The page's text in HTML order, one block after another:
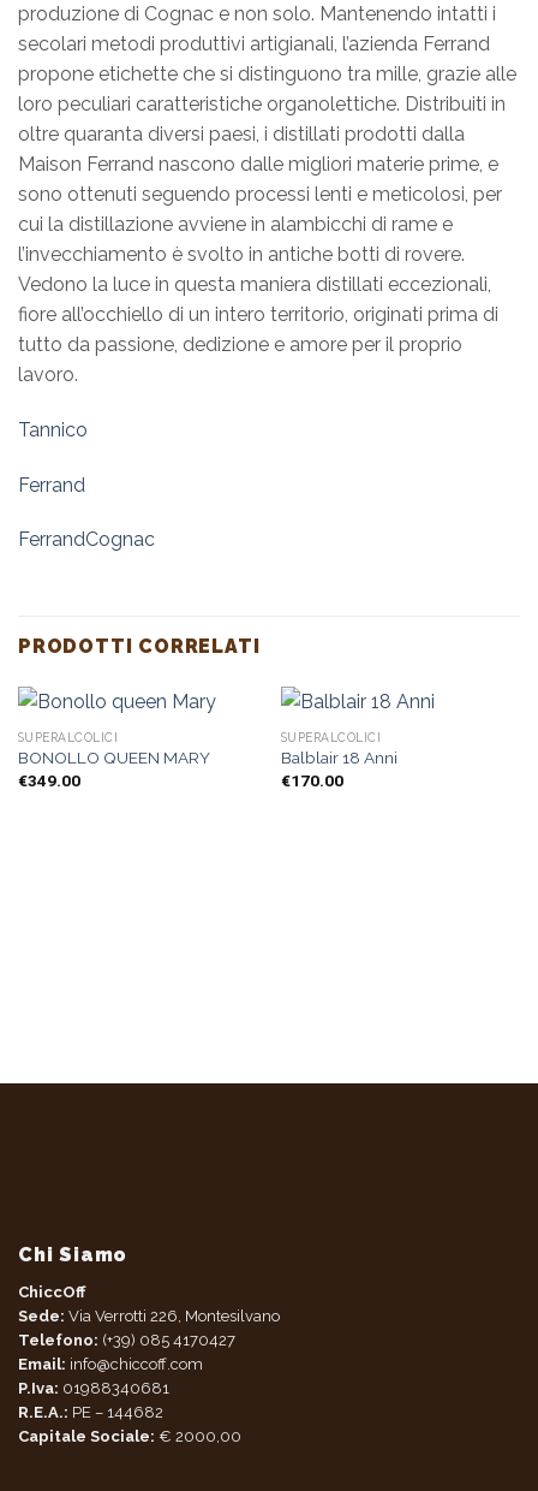
produzione di Cognac e non solo. Mantenendo intatti i
secolari metodi produttivi artigianali, l’azienda Ferrand
propone etichette che si distinguono tra mille, grazie alle
loro peculiari caratteristiche organolettiche. Distribuiti in
oltre quaranta diversi paesi, i distillati prodotti dalla
Maison Ferrand nascono dalle migliori materie prime, e
sono ottenuti seguendo processi lenti e meticolosi, per
cui la distillazione avviene in alambicchi di rame e
l’invecchiamento è svolto in antiche botti di rovere.
Vedono la luce in questa maniera distillati eccezionali,
fiore all’occhiello di un intero territorio, originati prima di
tutto da passione, dedizione e amore per il proprio
lavoro.
Tannico
Ferrand
FerrandCognac
PRODOTTI CORRELATI
SUPERALCOLICI
BONOLLO QUEEN MARY
€349.00
SUPERALCOLICI
Balblair 18 Anni
€170.00
Chi Siamo
ChiccOff
Sede: Via Verrotti 226, Montesilvano
Telefono: (+39) 085 4170427
Email: info@chiccoff.com
P.Iva: 01988340681
R.E.A.: PE – 144682
Capitale Sociale: € 2000,00